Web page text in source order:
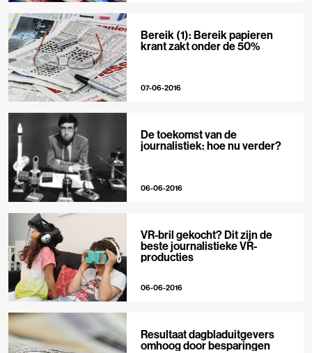
Bereik (1): Bereik papieren
krant zakt onder de 50%
07-06-2016
De toekomst van de
journalistiek: hoe nu verder?
06-06-2016
VR-bril gekocht? Dit zijn de
beste journalistieke VR-
producties
06-06-2016
Resultaat dagbladuitgevers
omhoog door besparingen